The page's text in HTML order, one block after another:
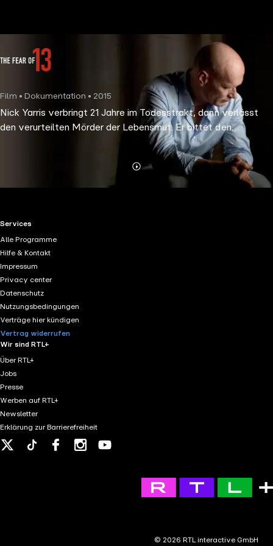
Film • Dokumentation • 2015
Nick Yarris verbringt 21 Jahre im Todesstrakt, dann verlässt
den verurteilten Mörder der Lebensmut. Er bittet den
Gouverneur darum, sein Todesurteil in den nächsten 60 Tagen
zu vollstrecken. Diese ungewöhnliche Bitte verändert sein
Mehr
RTL+ useful links.
Services
Alle Programme
Hilfe & Kontakt
Impressum
Privacy center
Datenschutz
Nutzungsbedingungen
Verträge hier kündigen
Vertrag widerrufen
Wir sind RTL+
Über RTL+
Jobs
Presse
Werben auf RTL+
Newsletter
Erklärung zur Barrierefreiheit
Tiktok FacebookInstagram
© 2026 RTL interactive GmbH